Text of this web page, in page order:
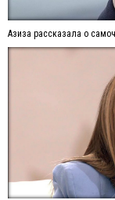
Азиза рассказала о